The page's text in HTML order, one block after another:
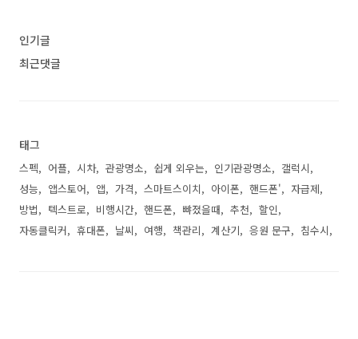
인기글
최근댓글
태그
스펙 어플 시차 관광명소 쉽게 외우는 인기관광명소
갤럭시
성능
앱스토어 앱 가격 스마트스이치 아이폰 핸드폰'
자급제
방법
텍스트로 비행시간 핸드폰 뺘졌을때 추천
할인
자동클릭커
휴대폰 날씨 여행 책관리 계산기 응원 문구 침수시